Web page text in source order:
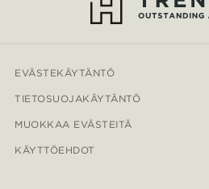
EVÄSTEKÄYTÄNTÖ
TIETOSUOJAKÄYTÄNTÖ
MUOKKAA EVÄSTEITÄ
KÄYTTÖEHDOT